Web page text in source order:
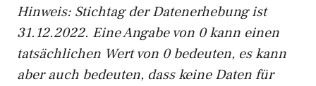
Hinweis: Stichtag der Datenerhebung ist
31.12.2022. Eine Angabe von 0 kann einen
tatsächlichen Wert von 0 bedeuten, es kann
aber auch bedeuten, dass keine Daten für